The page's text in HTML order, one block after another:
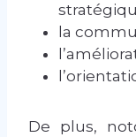
la
De plus,